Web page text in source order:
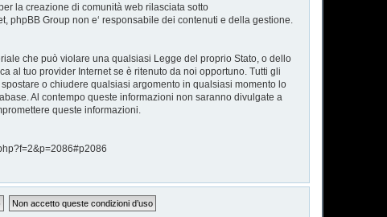
la creazione di comunità web rilasciata sotto
phpBB Group non e‘ responsabile dei contenuti e della gestione.
che può violare una qualsiasi Legge del proprio Stato, o dello
al tuo provider Internet se è ritenuto da noi opportuno. Tutti gli
o chiudere qualsiasi argomento in qualsiasi momento lo
Al contempo queste informazioni non saranno divulgate a
queste informazioni.